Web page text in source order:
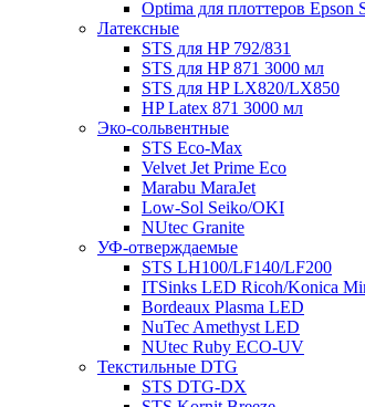
Optima для плоттеров Epson
Латексные
STS для HP 792/831
STS для HP 871 3000 мл
STS для HP LX820/LX850
HP Latex 871 3000 мл
Эко-сольвентные
STS Eco-Max
Velvet Jet Prime Eco
Marabu MaraJet
Low-Sol Seiko/OKI
NUtec Granite
УФ-отверждаемые
STS LH100/LF140/LF200
ITSinks LED Ricoh/Konica
Bordeaux Plasma LED
NuTec Amethyst LED
NUtec Ruby ECO-UV
Текстильные DTG
STS DTG-DX